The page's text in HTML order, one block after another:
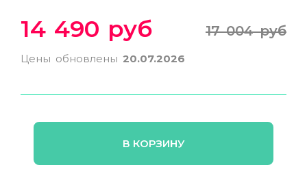
14 490 руб 17 004 руб
Цены обновлены 20.07.2026
В КОРЗИНУ